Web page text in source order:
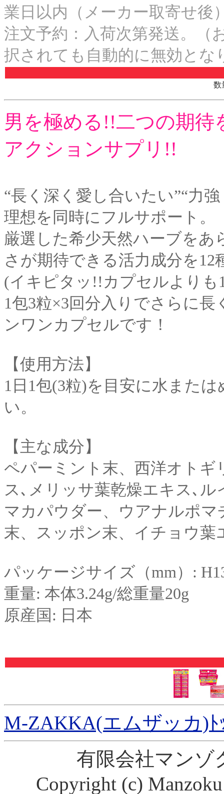
業日以内（メーカー取寄せ後
注文予約：入荷次第発送。（
択されても自動的に無効とな
数
男を極める!!二つの期待
アクションサプリ!!
“長く深く愛し合いたい”“力
理想を同時にフルサポート。
厳選した希少天然ハーブをあ
さが期待できる活力成分を12
(イキピタッ!!カプセルよりも
1包3粒×3回分入りでさらに
ンワンカプセルです！
【使用方法】
1日1包(3粒)を目安に水また
い。
【主な成分】
ペパーミント末、西洋オト
ス､メリッサ葉乾燥エキス､
マカパウダー、ウアナルポ
末、スッポン末、イチョウ葉
パッケージサイズ（mm）:
重量: 本体3.24g/総重量20g
原産国: 日本
M-ZAKKA(エムザッカ)ﾄ
有限会社マンゾ
Copyright (c)